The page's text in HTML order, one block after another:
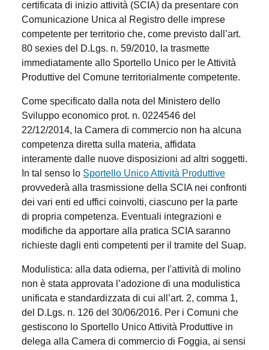
certificata di inizio attività (SCIA) da presentare con
Comunicazione Unica al Registro delle imprese
competente per territorio che, come previsto dall’art.
80 sexies del D.Lgs. n. 59/2010, la trasmette
immediatamente allo Sportello Unico per le Attività
Produttive del Comune territorialmente competente.
Come specificato dalla nota del Ministero dello
Sviluppo economico prot. n. 0224546 del
22/12/2014, la Camera di commercio non ha alcuna
competenza diretta sulla materia, affidata
interamente dalle nuove disposizioni ad altri soggetti.
In tal senso lo Sportello Unico Attività Produttive
provvederà alla trasmissione della SCIA nei confronti
dei vari enti ed uffici coinvolti, ciascuno per la parte
di propria competenza. Eventuali integrazioni e
modifiche da apportare alla pratica SCIA saranno
richieste dagli enti competenti per il tramite del Suap.
Modulistica: alla data odierna, per l'attività di molino
non è stata approvata l’adozione di una modulistica
unificata e standardizzata di cui all’art. 2, comma 1,
del D.Lgs. n. 126 del 30/06/2016. Per i Comuni che
gestiscono lo Sportello Unico Attività Produttive in
delega alla Camera di commercio di Foggia, ai sensi